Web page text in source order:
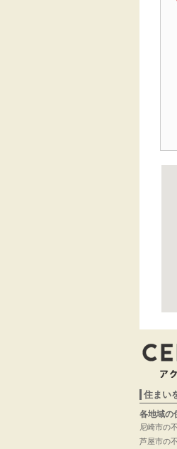
住まい
各地域の
尼崎市の
芦屋市の